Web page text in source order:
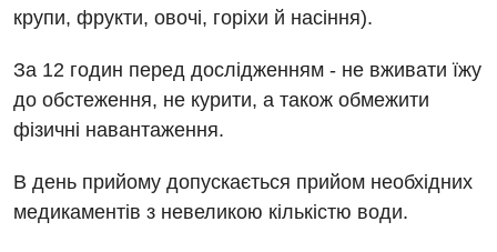
Заходи БПР
Інтернатура
Енциклопедія
Програма лояльності
Діагностика
Діагностичне відділення
Ендоскопічне відділення
Інструментальна діагностика
крупи, фрукти, овочі, горіхи й насіння).
За 12 годин перед дослідженням - не вживати їжу
до обстеження, не курити, а також обмежити
фізичні навантаження.
В день прийому допускається прийом необхідних
медикаментів з невеликою кількістю води.